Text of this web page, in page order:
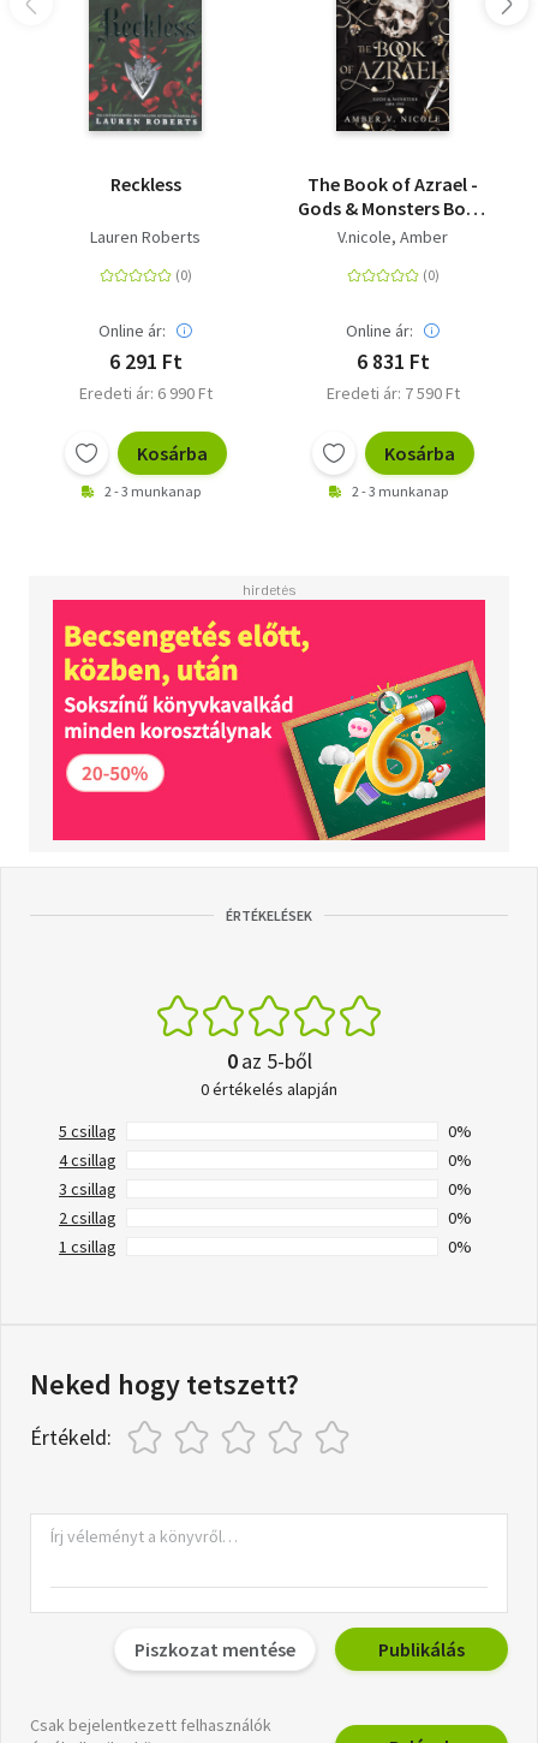
your imagination in the very best of ways.' --Mikki
Brammer, author of The Collected Regrets of Clover <BR>
<BR><BR>Readers are enchanted by Water Moon!<BR>
<BR>'A unique and beautiful fantasy novel'<BR>'A
whimsical and immersive [Studio] Ghibli-esque
own distinct charm'<BR>'The world building [is] so
exquisite'<BR><BR><BR><BR>Instant Sunday Times
bestseller, January 2024
Reckless
Lauren Roberts
Online ár:
6 291 Ft
Eredeti ár: 6 990 Ft
Kosárba
2 - 3 munkanap
The Book of Azrael -
Gods & Monsters Book
One
V.nicole, Amber
Online ár:
6 831 Ft
Eredeti ár: 7 590 Ft
Kosárba
2 - 3 munkanap
ÉRTÉKELÉSEK
0az 5-ből
0 értékelés alapján
5 csillag
0%
4 csillag
0%
3 csillag
0%
2 csillag
0%
1 csillag
0%
Neked hogy tetszett?
Értékeld:
Piszkozat mentése Publikálás
Csak bejelentkezett felhasználók